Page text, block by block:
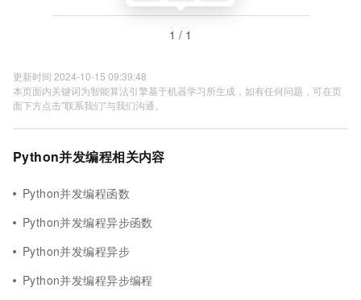
1 / 1
更新时间 2024-10-15 09:39:48
本页面内关键词为智能算法引擎基于机器学习所生成，如有任何问题，可在页
面下方点击"联系我们"与我们沟通。
Python并发编程相关内容
Python并发编程函数
Python并发编程异步函数
Python并发编程异步
Python并发编程异步编程